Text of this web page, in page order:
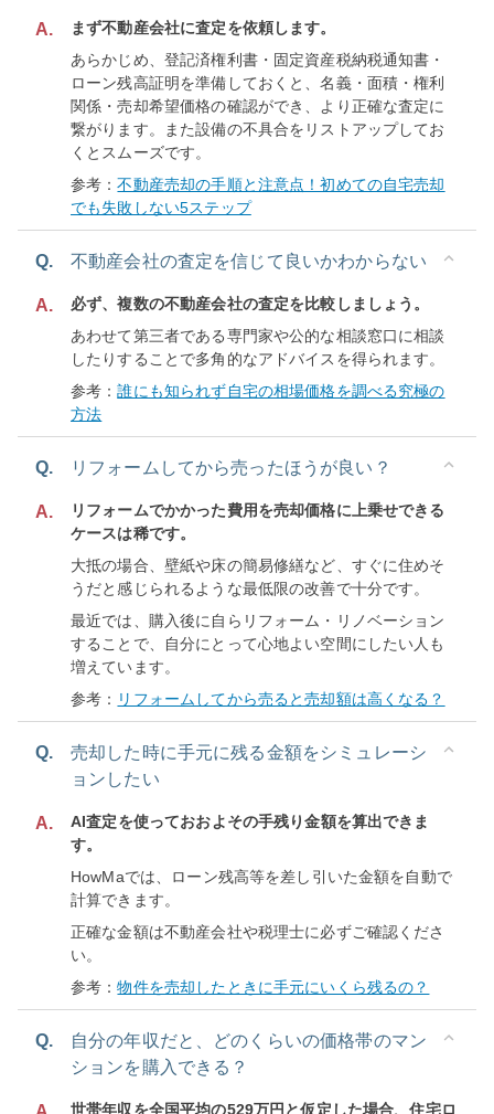
A.
まず不動産会社に査定を依頼します。
あらかじめ、登記済権利書・固定資産税納税通知書・
ローン残高証明を準備しておくと、名義・面積・権利
関係・売却希望価格の確認ができ、より正確な査定に
繋がります。また設備の不具合をリストアップしてお
くとスムーズです。
参考：不動産売却の手順と注意点！初めての自宅売却
でも失敗しない5ステップ
Q. 不動産会社の査定を信じて良いかわからない
A.
必ず、複数の不動産会社の査定を比較しましょう。
あわせて第三者である専門家や公的な相談窓口に相談
したりすることで多角的なアドバイスを得られます。
参考：誰にも知られず自宅の相場価格を調べる究極の
方法
Q. リフォームしてから売ったほうが良い？
A.
リフォームでかかった費用を売却価格に上乗せできる
ケースは稀です。
大抵の場合、壁紙や床の簡易修繕など、すぐに住めそ
うだと感じられるような最低限の改善で十分です。
最近では、購入後に自らリフォーム・リノベーション
することで、自分にとって心地よい空間にしたい人も
増えています。
参考： リフォームしてから売ると売却額は高くなる？
Q.
売却した時に手元に残る金額をシミュレーシ
ョンしたい
A.
AI査定を使っておおよその手残り金額を算出できま
す。
HowMaでは、ローン残高等を差し引いた金額を自動で
計算できます。
正確な金額は不動産会社や税理士に必ずご確認くださ
い。
参考：物件を売却したときに手元にいくら残るの？
Q.
自分の年収だと、どのくらいの価格帯のマン
ションを購入できる？
世帯年収を全国平均の529万円と仮定した場合、住宅ロ